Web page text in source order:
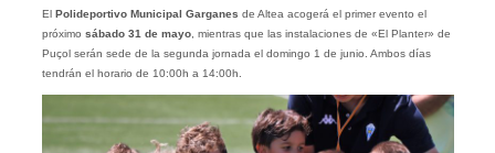
El Polideportivo Municipal Garganes de Altea acogerá el primer evento el
próximo sábado 31 de mayo, mientras que las instalaciones de «El Planter» de
Puçol serán sede de la segunda jornada el domingo 1 de junio. Ambos días
tendrán el horario de 10:00h a 14:00h.